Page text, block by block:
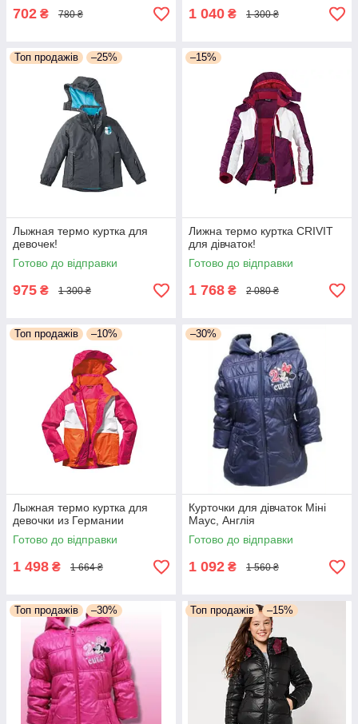
702 ₴ 780 ₴ 1 040 ₴ 1 300 ₴
Топ продажів –25%
Лыжная термо куртка для
девочек!
Готово до відправки
975 ₴ 1 300 ₴
–15%
Лижна термо куртка CRIVIT
для дівчаток!
Готово до відправки
1 768 ₴ 2 080 ₴
Топ продажів –10%
Лыжная термо куртка для
девочки из Германии
Готово до відправки
1 498 ₴ 1 664 ₴
–30%
Курточки для дівчаток Міні
Маус, Англія
Готово до відправки
1 092 ₴ 1 560 ₴
Топ продажів –30% Топ продажів –15%